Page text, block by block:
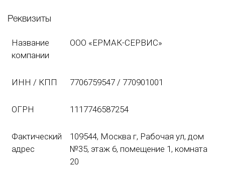
Реквизиты
Название
компании
ООО «ЕРМАК-СЕРВИС»
ИНН / КПП 7706759547 / 770901001
ОГРН 1117746587254
Фактический
адрес
109544, Москва г, Рабочая ул, дом
№35, этаж 6, помещение 1, комната
20